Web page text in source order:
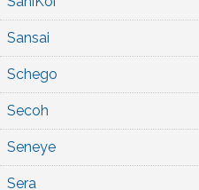
Sansai
Schego
Secoh
Seneye
Sera